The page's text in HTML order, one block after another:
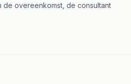
de overeenkomst, de consultant